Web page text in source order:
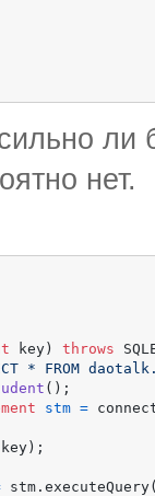
ли
нет.
key) throws
* FROM
();
stm =